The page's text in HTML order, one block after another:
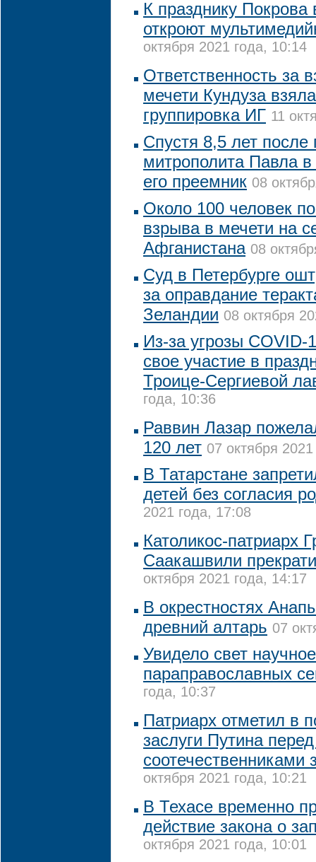
К празднику
откроют
октября 2021 года, 10:14
Ответственность за
мечети Кундуза
группировка ИГ 11
Спустя 8,5 лет после
митрополита Павла
его преемник 08
Около 100 человек
взрыва в мечети на
Афганистана 08
Суд в Петербурге
за оправдание
Зеландии 08 октября
Из-за угрозы COVID-
свое участие в
Троице-Сергиевой
года, 10:36
Раввин Лазар
120 лет 07 октября
В Татарстане
детей без согласия
2021 года, 17:08
Католикос-патриарх
Саакашвили
октября 2021 года, 14:17
В окрестностях
древний алтарь 07
Увидело свет
параправославных
года, 10:37
Патриарх отметил в
заслуги Путина
соотечественниками
октября 2021 года, 10:21
В Техасе временно
действие закона о
октября 2021 года, 10:01